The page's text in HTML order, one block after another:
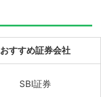
おすすめ証券会社
SBI証券